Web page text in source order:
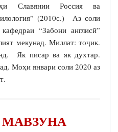
Славянии Россия ва
(2010с.) Аз соли
“Забони англисӣ”
мекунад. Миллат: тоҷик.
Як писар ва як духтар.
Моҳи январи соли 2020 аз
МАВЗУНА